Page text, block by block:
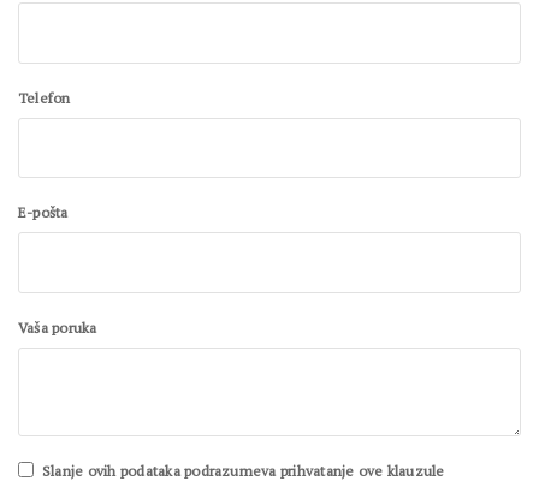
Telefon
E-pošta
Vaša poruka
Slanje ovih podataka podrazumeva prihvatanje ove klauzule